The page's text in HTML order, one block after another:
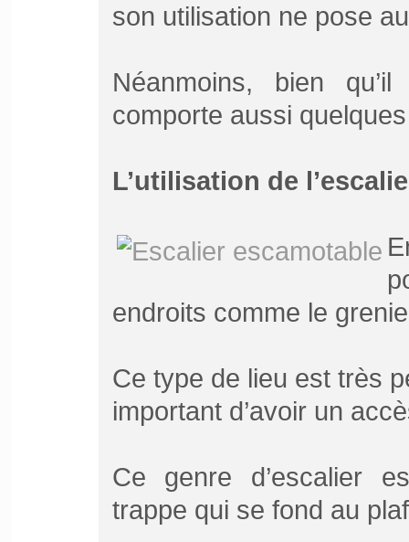
son utilisation ne pose
Néanmoins, bien
comporte aussi
L’utilisation de
endroits comme le
Ce type de lieu est très
important d’avoir un
Ce genre d’escalier
trappe qui se fond au